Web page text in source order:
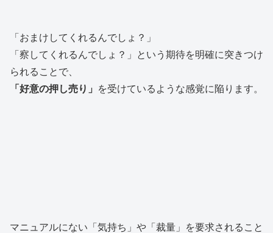
「おまけしてくれるんでしょ？」
「察してくれるんでしょ？」という期待を明確に突きつけ
られることで、
「好意の押し売り」
を受けているような感覚に陥ります。
マニュアルにない「気持ち」や「裁量」を要求されること